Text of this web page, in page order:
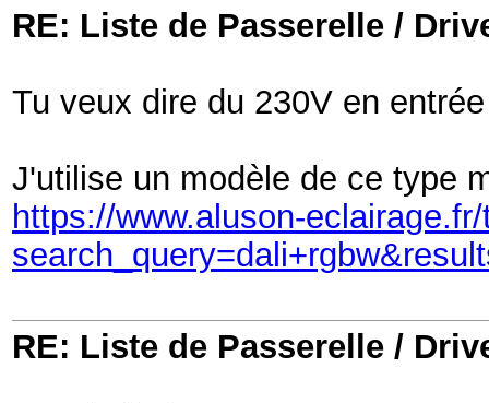
RE: Liste de Passerelle /
Tu veux dire du 230V en
J'utilise un modèle de ce type
https://www.aluson-
RE: Liste de Passerelle /